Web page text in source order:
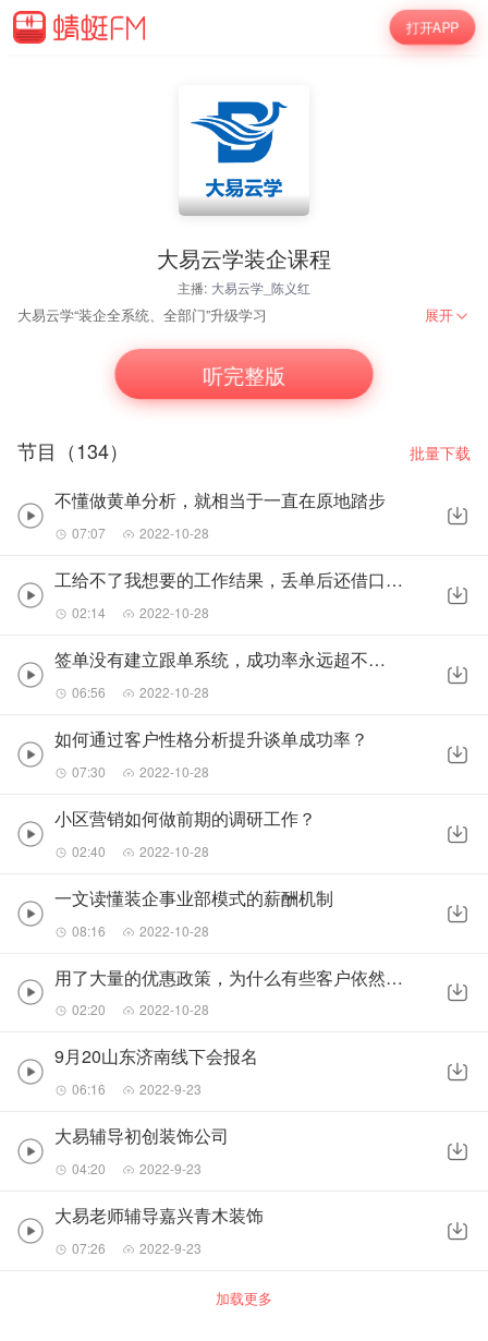
打开APP
大易云学装企课程
主播: 大易云学_陈义红
大易云学“装企全系统、全部门”升级学习 展开
听完整版
节目（134） 批量下载
不懂做黄单分析，就相当于一直在原地踏步
07:07 2022-10-28
工给不了我想要的工作结果，丢单后还借口一堆，怎么办？
02:14 2022-10-28
签单没有建立跟单系统，成功率永远超不过30%
06:56 2022-10-28
如何通过客户性格分析提升谈单成功率？
07:30 2022-10-28
小区营销如何做前期的调研工作？
02:40 2022-10-28
一文读懂装企事业部模式的薪酬机制
08:16 2022-10-28
用了大量的优惠政策，为什么有些客户依然还是不签单呢？
02:20 2022-10-28
9月20山东济南线下会报名
06:16 2022-9-23
大易辅导初创装饰公司
04:20 2022-9-23
大易老师辅导嘉兴青木装饰
07:26 2022-9-23
加载更多